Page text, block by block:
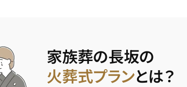
家族葬の長坂の
火葬式プランとは？